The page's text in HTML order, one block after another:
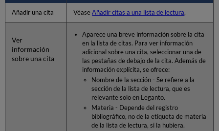
Añadir una cita VéaseAñadir citas a una lista de lectura.
Ver
información
sobre una cita
Aparece una breve información sobre la cita
en la lista de citas. Para ver información
adicional sobre una cita, seleccionar una de
las pestañas de debajo de la cita. Además de
información explícita, se ofrece:
Nombre de la sección - Se refiere a la
sección de la lista de lectura, que es
relevante solo en Leganto.
Materia - Depende del registro
bibliográfico, no de la etiqueta de materia
de la lista de lectura, si la hubiera.